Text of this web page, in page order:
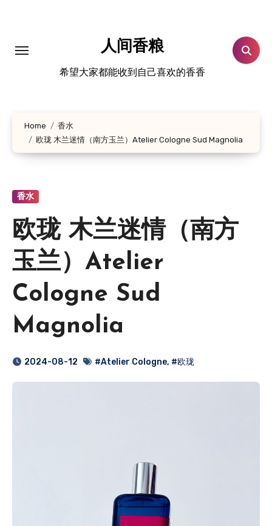
人间香粮
希望大家都能收到自己喜欢的香香
Home
香水
欧珑 木兰迷情（南方玉兰）Atelier Cologne Sud Magnolia
香水
欧珑 木兰迷情（南方
玉兰）Atelier
Cologne Sud
Magnolia
2024-08-12 #Atelier Cologne, #欧珑